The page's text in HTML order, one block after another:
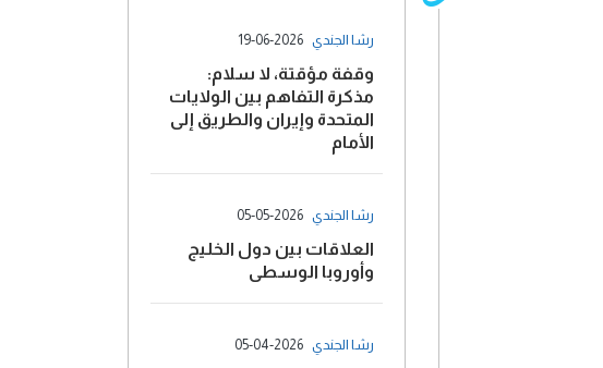
رشا الجندي 19-06-2026
وقفة مؤقتة، لا سلام:
مذكرة التفاهم بين الولايات
المتحدة وإيران والطريق إلى
الأمام
رشا الجندي 05-05-2026
العلاقات بين دول الخليج
وأوروبا الوسطى
رشا الجندي 05-04-2026